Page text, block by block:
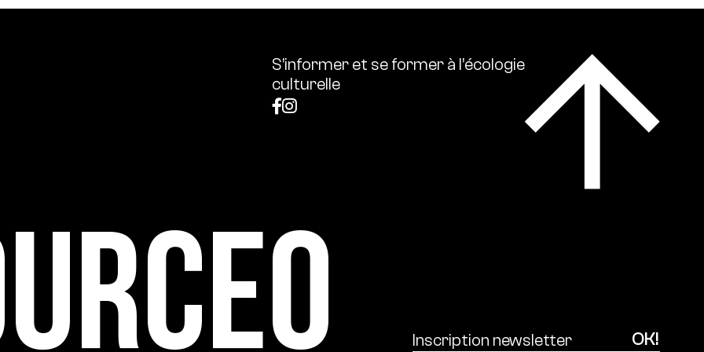
S’informer et se former à l’écologie
culturelle